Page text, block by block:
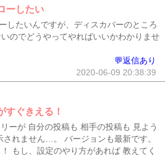
ーしたい
したいんですが、ディスカバーのところ
のでどうやってやればいいかわかりませ
💬返信あり
2020-06-09 20:38:39
すぐきえる！
ーが 自分の投稿も 相手の投稿も 見よう
れません…。 バージョンも最新です。
もし、設定のやり方があれば 教えてく